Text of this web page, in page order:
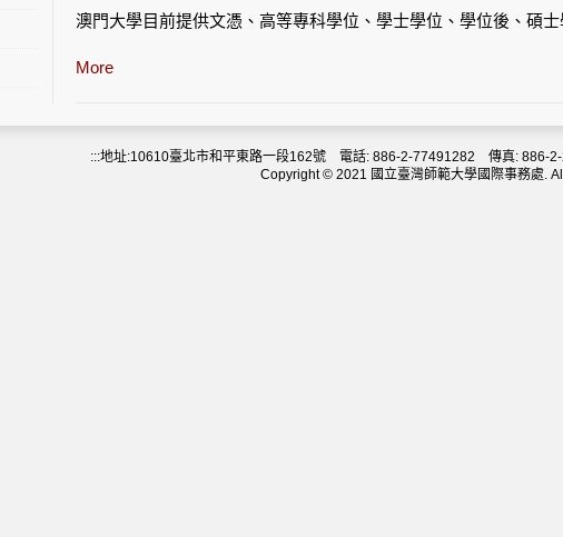
澳門大學目前提供文憑、高等專科學位、學士學位、學位後、碩
工商管理學院（FBA）
More
:::地址:10610臺北市和平東路一段162號 電話: 886-2-77491282 傳真: 886-
Copyright © 2021 國立臺灣師範大學國際事務處.